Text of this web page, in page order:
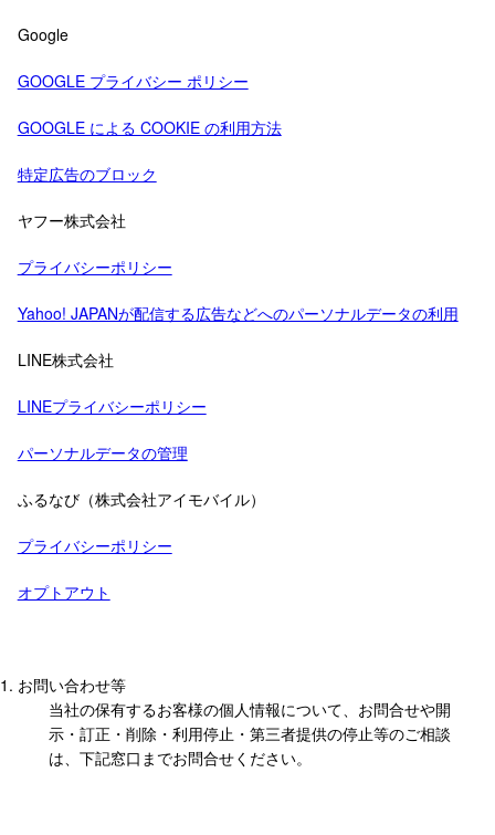
Google
GOOGLE プライバシー ポリシー
GOOGLE による COOKIE の利用方法
特定広告のブロック
ヤフー株式会社
プライバシーポリシー
Yahoo! JAPANが配信する広告などへのパーソナルデータの利用
LINE株式会社
LINEプライバシーポリシー
パーソナルデータの管理
ふるなび（株式会社アイモバイル）
プライバシーポリシー
オプトアウト
お問い合わせ等
当社の保有するお客様の個人情報について、お問合せや開
示・訂正・削除・利用停止・第三者提供の停止等のご相談
は、下記窓口までお問合せください。